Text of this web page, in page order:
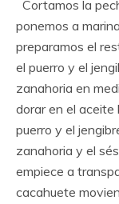
Cortamos la
ponemos a
preparamos el
el puerro y el
zanahoria en
dorar en el aceite
puerro y el
zanahoria y el
empiece a
cacahuete